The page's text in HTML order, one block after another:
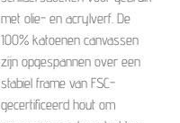
met olie- en acrylverf. De
100% katoenen canvassen
zijn opgespannen over een
stabiel frame van FSC-
gecertificeerd hout om